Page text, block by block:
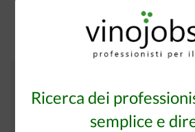
Cerco lavoro nel settore del vino
Ricerca dei
semplice e